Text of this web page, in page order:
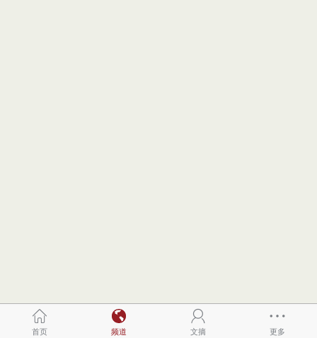
首页 频道 文摘 更多